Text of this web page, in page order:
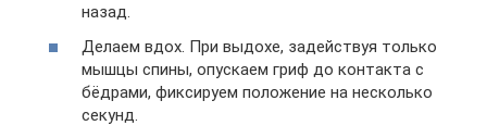
назад.
Делаем вдох. При выдохе, задействуя только
мышцы спины, опускаем гриф до контакта с
бёдрами, фиксируем положение на несколько
секунд.